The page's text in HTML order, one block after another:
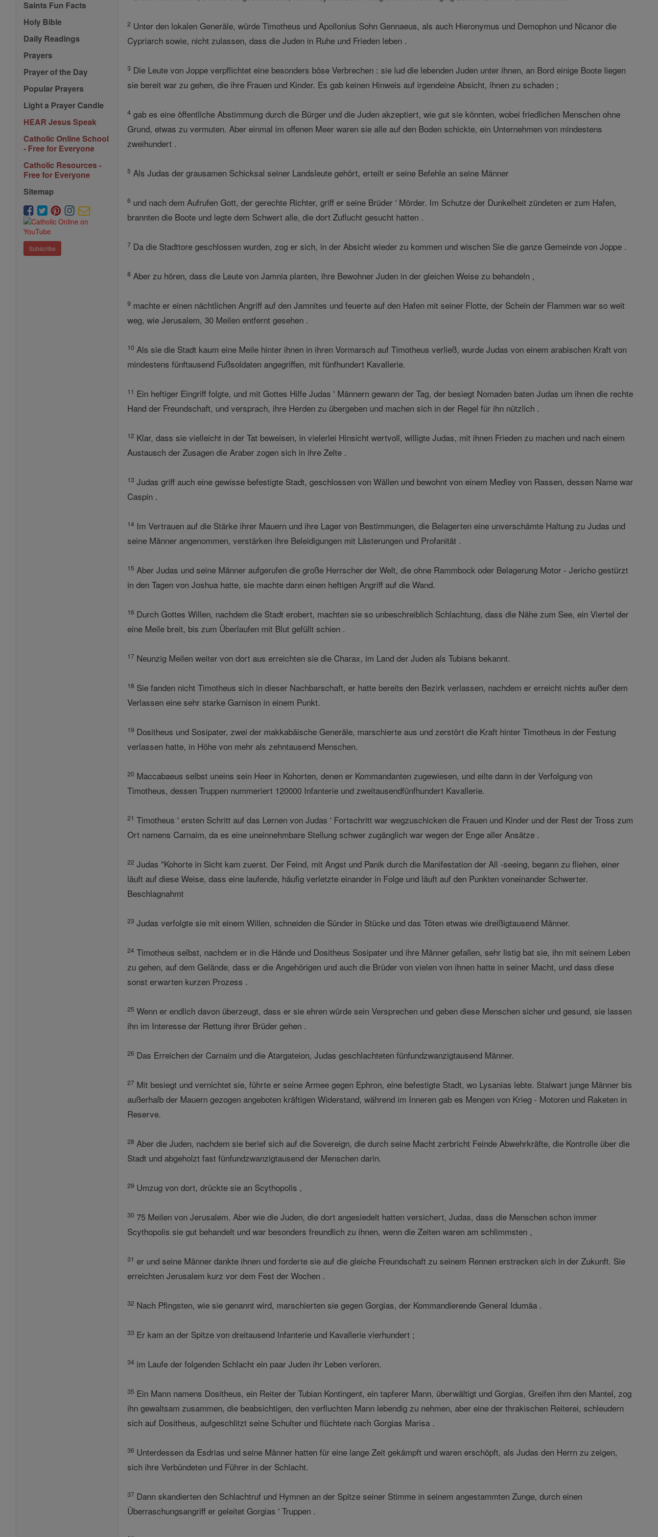
Saints Fun Facts
Holy Bible
Daily Readings
Prayers
Prayer of the Day
Popular Prayers
Light a Prayer Candle
HEAR Jesus Speak
Catholic Online School
- Free for Everyone
Catholic Resources -
Free for Everyone
Sitemap
Subscribe
2 Unter den lokalen Generäle, würde Timotheus und Apollonius Sohn Gennaeus, als auch Hieronymus und Demophon und Nicanor die
Cypriarch sowie, nicht zulassen, dass die Juden in Ruhe und Frieden leben .
3 Die Leute von Joppe verpflichtet eine besonders böse Verbrechen : sie lud die lebenden Juden unter ihnen, an Bord einige Boote liegen
sie bereit war zu gehen, die ihre Frauen und Kinder. Es gab keinen Hinweis auf irgendeine Absicht, ihnen zu schaden ;
4 gab es eine öffentliche Abstimmung durch die Bürger und die Juden akzeptiert, wie gut sie könnten, wobei friedlichen Menschen ohne
Grund, etwas zu vermuten. Aber einmal im offenen Meer waren sie alle auf den Boden schickte, ein Unternehmen von mindestens
zweihundert .
5 Als Judas der grausamen Schicksal seiner Landsleute gehört, erteilt er seine Befehle an seine Männer
6 und nach dem Aufrufen Gott, der gerechte Richter, griff er seine Brüder ' Mörder. Im Schutze der Dunkelheit zündeten er zum Hafen,
brannten die Boote und legte dem Schwert alle, die dort Zuflucht gesucht hatten .
7 Da die Stadttore geschlossen wurden, zog er sich, in der Absicht wieder zu kommen und wischen Sie die ganze Gemeinde von Joppe .
8 Aber zu hören, dass die Leute von Jamnia planten, ihre Bewohner Juden in der gleichen Weise zu behandeln ,
9 machte er einen nächtlichen Angriff auf den Jamnites und feuerte auf den Hafen mit seiner Flotte, der Schein der Flammen war so weit
weg, wie Jerusalem, 30 Meilen entfernt gesehen .
10 Als sie die Stadt kaum eine Meile hinter ihnen in ihren Vormarsch auf Timotheus verließ, wurde Judas von einem arabischen Kraft von
mindestens fünftausend Fußsoldaten angegriffen, mit fünfhundert Kavallerie.
11 Ein heftiger Eingriff folgte, und mit Gottes Hilfe Judas ' Männern gewann der Tag, der besiegt Nomaden baten Judas um ihnen die rechte
Hand der Freundschaft, und versprach, ihre Herden zu übergeben und machen sich in der Regel für ihn nützlich .
12 Klar, dass sie vielleicht in der Tat beweisen, in vielerlei Hinsicht wertvoll, willigte Judas, mit ihnen Frieden zu machen und nach einem
Austausch der Zusagen die Araber zogen sich in ihre Zelte .
13 Judas griff auch eine gewisse befestigte Stadt, geschlossen von Wällen und bewohnt von einem Medley von Rassen, dessen Name war
Caspin .
14 Im Vertrauen auf die Stärke ihrer Mauern und ihre Lager von Bestimmungen, die Belagerten eine unverschämte Haltung zu Judas und
seine Männer angenommen, verstärken ihre Beleidigungen mit Lästerungen und Profanität .
15 Aber Judas und seine Männer aufgerufen die große Herrscher der Welt, die ohne Rammbock oder Belagerung Motor - Jericho gestürzt
in den Tagen von Joshua hatte, sie machte dann einen heftigen Angriff auf die Wand.
16 Durch Gottes Willen, nachdem die Stadt erobert, machten sie so unbeschreiblich Schlachtung, dass die Nähe zum See, ein Viertel der
eine Meile breit, bis zum Überlaufen mit Blut gefüllt schien .
17 Neunzig Meilen weiter von dort aus erreichten sie die Charax, im Land der Juden als Tubians bekannt.
18 Sie fanden nicht Timotheus sich in dieser Nachbarschaft, er hatte bereits den Bezirk verlassen, nachdem er erreicht nichts außer dem
Verlassen eine sehr starke Garnison in einem Punkt.
19 Dositheus und Sosipater, zwei der makkabäische Generäle, marschierte aus und zerstört die Kraft hinter Timotheus in der Festung
verlassen hatte, in Höhe von mehr als zehntausend Menschen.
20 Maccabaeus selbst uneins sein Heer in Kohorten, denen er Kommandanten zugewiesen, und eilte dann in der Verfolgung von
Timotheus, dessen Truppen nummeriert 120000 Infanterie und zweitausendfünfhundert Kavallerie.
21 Timotheus ' ersten Schritt auf das Lernen von Judas ' Fortschritt war wegzuschicken die Frauen und Kinder und der Rest der Tross zum
Ort namens Carnaim, da es eine uneinnehmbare Stellung schwer zugänglich war wegen der Enge aller Ansätze .
22 Judas "Kohorte in Sicht kam zuerst. Der Feind, mit Angst und Panik durch die Manifestation der All -seeing, begann zu fliehen, einer
läuft auf diese Weise, dass eine laufende, häufig verletzte einander in Folge und läuft auf den Punkten voneinander Schwerter.
Beschlagnahmt
23 Judas verfolgte sie mit einem Willen, schneiden die Sünder in Stücke und das Töten etwas wie dreißigtausend Männer.
24 Timotheus selbst, nachdem er in die Hände und Dositheus Sosipater und ihre Männer gefallen, sehr listig bat sie, ihn mit seinem Leben
zu gehen, auf dem Gelände, dass er die Angehörigen und auch die Brüder von vielen von ihnen hatte in seiner Macht, und dass diese
sonst erwarten kurzen Prozess .
25 Wenn er endlich davon überzeugt, dass er sie ehren würde sein Versprechen und geben diese Menschen sicher und gesund, sie lassen
ihn im Interesse der Rettung ihrer Brüder gehen .
26 Das Erreichen der Carnaim und die Atargateion, Judas geschlachteten fünfundzwanzigtausend Männer.
27 Mit besiegt und vernichtet sie, führte er seine Armee gegen Ephron, eine befestigte Stadt, wo Lysanias lebte. Stalwart junge Männer bis
außerhalb der Mauern gezogen angeboten kräftigen Widerstand, während im Inneren gab es Mengen von Krieg - Motoren und Raketen in
Reserve.
28 Aber die Juden, nachdem sie berief sich auf die Sovereign, die durch seine Macht zerbricht Feinde Abwehrkräfte, die Kontrolle über die
Stadt und abgeholzt fast fünfundzwanzigtausend der Menschen darin.
29 Umzug von dort, drückte sie an Scythopolis ,
30 75 Meilen von Jerusalem. Aber wie die Juden, die dort angesiedelt hatten versichert, Judas, dass die Menschen schon immer
Scythopolis sie gut behandelt und war besonders freundlich zu ihnen, wenn die Zeiten waren am schlimmsten ,
31 er und seine Männer dankte ihnen und forderte sie auf die gleiche Freundschaft zu seinem Rennen erstrecken sich in der Zukunft. Sie
erreichten Jerusalem kurz vor dem Fest der Wochen .
32 Nach Pfingsten, wie sie genannt wird, marschierten sie gegen Gorgias, der Kommandierende General Idumäa .
33 Er kam an der Spitze von dreitausend Infanterie und Kavallerie vierhundert ;
34 im Laufe der folgenden Schlacht ein paar Juden ihr Leben verloren.
35 Ein Mann namens Dositheus, ein Reiter der Tubian Kontingent, ein tapferer Mann, überwältigt und Gorgias, Greifen ihm den Mantel, zog
ihn gewaltsam zusammen, die beabsichtigen, den verfluchten Mann lebendig zu nehmen, aber eine der thrakischen Reiterei, schleudern
sich auf Dositheus, aufgeschlitzt seine Schulter und flüchtete nach Gorgias Marisa .
36 Unterdessen da Esdrias und seine Männer hatten für eine lange Zeit gekämpft und waren erschöpft, als Judas den Herrn zu zeigen,
sich ihre Verbündeten und Führer in der Schlacht.
37 Dann skandierten den Schlachtruf und Hymnen an der Spitze seiner Stimme in seinem angestammten Zunge, durch einen
Überraschungsangriff er geleitet Gorgias ' Truppen .